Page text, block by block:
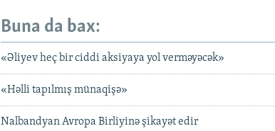
Buna da bax:
«Əliyev heç bir ciddi aksiyaya yol verməyəcək»
«Həlli tapılmış münaqişə»
Nalbandyan Avropa Birliyinə şikayət edir